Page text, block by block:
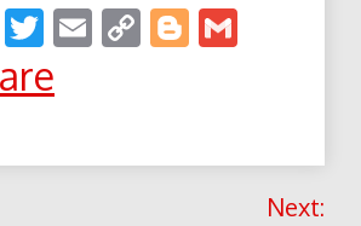
WhatsApp
Twitter
EmailCopyBlogger
Next: